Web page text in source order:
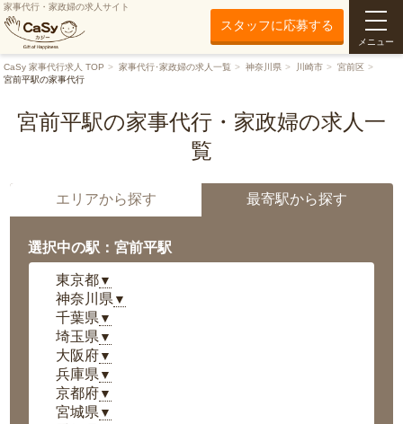
家事代行・家政婦の求人サイト
スタッフに応募する
メニュー
CaSy 家事代行求人 TOP 家事代行･家政婦の求人一覧 神奈川県 川崎市
宮前区
宮前平駅の家事代行
宮前平駅の家事代行・家政婦の求人一
覧
エリアから探す 最寄駅から探す
選択中の駅：宮前平駅
東京都▼
神奈川県 ▼
千葉県 ▼
埼玉県 ▼
大阪府▼
兵庫県 ▼
京都府▼
宮城県 ▼